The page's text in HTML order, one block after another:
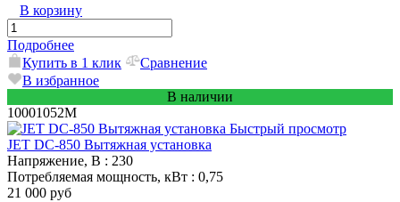
В корзину
Подробнее
Купить в 1 клик
Сравнение
В избранное
В наличии
10001052M
Быстрый просмотр
JET DC-850 Вытяжная установка
Напряжение, В : 230
Потребляемая мощность, кВт : 0,75
21 000 руб